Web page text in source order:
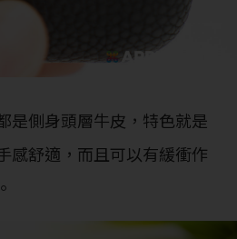
是側身頭層牛皮，特色就是
感舒適，而且可以有緩衝作